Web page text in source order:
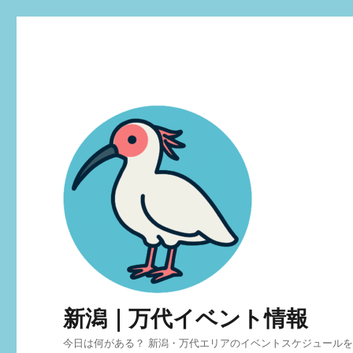
新潟｜万代イベント情報
今日は何がある？ 新潟・万代エリアのイベントスケジュールを